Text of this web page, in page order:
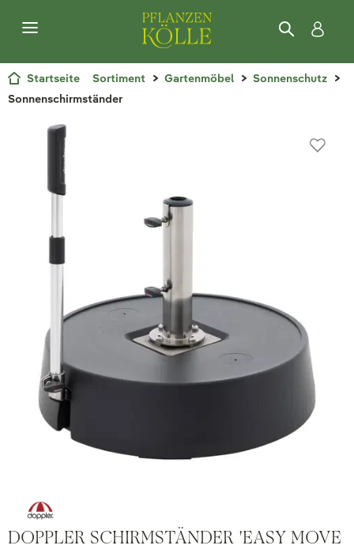
Startseite Sortiment Gartenmöbel
Sonnenschutz
Sonnenschirmständer
DOPPLER SCHIRMSTÄNDER 'EASY MOVE